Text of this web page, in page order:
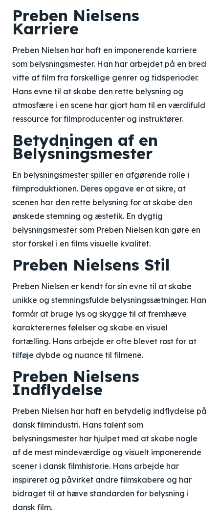
Preben Nielsens
Karriere
Preben Nielsen har haft en imponerende karriere
som belysningsmester. Han har arbejdet på en bred
vifte af film fra forskellige genrer og tidsperioder.
Hans evne til at skabe den rette belysning og
atmosfære i en scene har gjort ham til en værdifuld
ressource for filmproducenter og instruktører.
Betydningen af en
Belysningsmester
En belysningsmester spiller en afgørende rolle i
filmproduktionen. Deres opgave er at sikre, at
scenen har den rette belysning for at skabe den
ønskede stemning og æstetik. En dygtig
belysningsmester som Preben Nielsen kan gøre en
stor forskel i en films visuelle kvalitet.
Preben Nielsens Stil
Preben Nielsen er kendt for sin evne til at skabe
unikke og stemningsfulde belysningssætninger. Han
formår at bruge lys og skygge til at fremhæve
karakterernes følelser og skabe en visuel
fortælling. Hans arbejde er ofte blevet rost for at
tilføje dybde og nuance til filmene.
Preben Nielsens
Indflydelse
Preben Nielsen har haft en betydelig indflydelse på
dansk filmindustri. Hans talent som
belysningsmester har hjulpet med at skabe nogle
af de mest mindeværdige og visuelt imponerende
scener i dansk filmhistorie. Hans arbejde har
inspireret og påvirket andre filmskabere og har
bidraget til at hæve standarden for belysning i
dansk film.